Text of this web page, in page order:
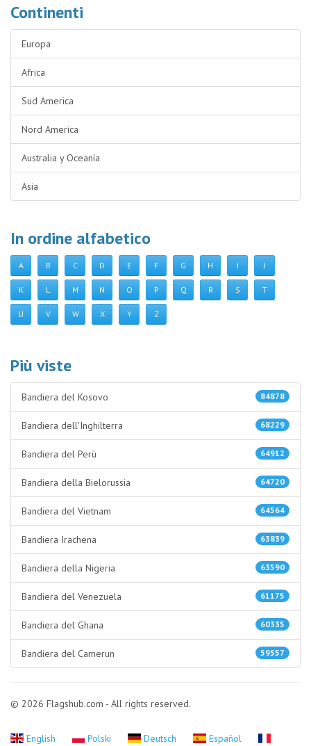
Continenti
Europa
Africa
Sud America
Nord America
Australia y Oceanía
Asia
In ordine alfabetico
A B C D E F G H I J
K L M N O P Q R S T
U V W X Y Z
Più viste
84878
Bandiera del Kosovo
68229
Bandiera dell'Inghilterra
64912
Bandiera del Perù
64720
Bandiera della Bielorussia
64564
Bandiera del Vietnam
63839
Bandiera Irachena
63590
Bandiera della Nigeria
61175
Bandiera del Venezuela
60335
Bandiera del Ghana
59557
Bandiera del Camerun
© 2026 Flagshub.com - All rights reserved.
English Polski Deutsch
Español